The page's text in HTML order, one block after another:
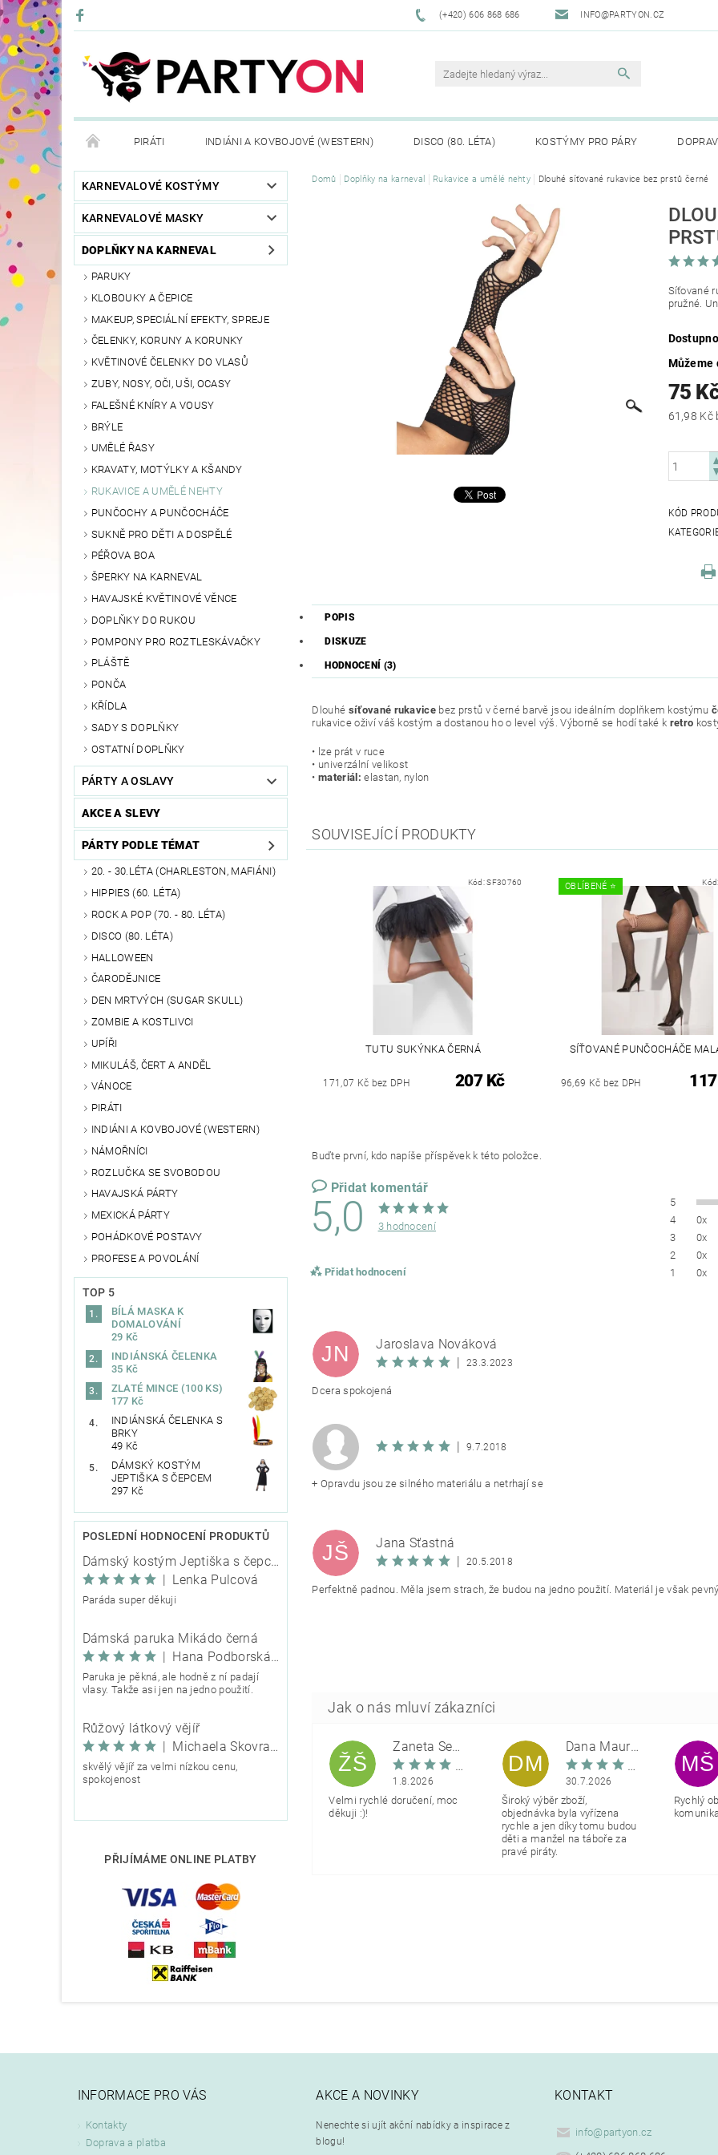
(+420) 606 868 686 INFO@PARTYON.CZ
PIRÁTI INDIÁNI A KOVBOJOVÉ (WESTERN) DISCO (80. LÉTA) KOSTÝMY PRO PÁRY
KONTAKTY OBCHODNÍ PODMÍNKY VRÁCENÍ ZBOŽÍ REKLAMACE
KARNEVALOVÉ KOSTÝMY
KARNEVALOVÉ MASKY
DOPLŇKY NA KARNEVAL
PARUKY
KLOBOUKY A ČEPICE
MAKEUP, SPECIÁLNÍ EFEKTY, SPREJE
ČELENKY, KORUNY A KORUNKY
KVĚTINOVÉ ČELENKY DO VLASŮ
ZUBY, NOSY, OČI, UŠI, OCASY
FALEŠNÉ KNÍRY A VOUSY
BRÝLE
UMĚLÉ ŘASY
KRAVATY, MOTÝLKY A KŠANDY
RUKAVICE A UMĚLÉ NEHTY
PUNČOCHY A PUNČOCHÁČE
SUKNĚ PRO DĚTI A DOSPĚLÉ
PÉŘOVA BOA
ŠPERKY NA KARNEVAL
HAVAJSKÉ KVĚTINOVÉ VĚNCE
DOPLŇKY DO RUKOU
POMPONY PRO ROZTLESKÁVAČKY
PLÁŠTĚ
PONČA
KŘÍDLA
SADY S DOPLŇKY
OSTATNÍ DOPLŇKY
PÁRTY A OSLAVY
AKCE A SLEVY
PÁRTY PODLE TÉMAT
20. - 30.LÉTA (CHARLESTON, MAFIÁNI)
HIPPIES (60. LÉTA)
ROCK A POP (70. - 80. LÉTA)
DISCO (80. LÉTA)
HALLOWEEN
ČARODĚJNICE
DEN MRTVÝCH (SUGAR SKULL)
ZOMBIE A KOSTLIVCI
UPÍŘI
MIKULÁŠ, ČERT A ANDĚL
VÁNOCE
PIRÁTI
INDIÁNI A KOVBOJOVÉ (WESTERN)
NÁMOŘNÍCI
ROZLUČKA SE SVOBODOU
HAVAJSKÁ PÁRTY
MEXICKÁ PÁRTY
POHÁDKOVÉ POSTAVY
PROFESE A POVOLÁNÍ
TOP 5
BÍLÁ MASKA K
DOMALOVÁNÍ
29 Kč
INDIÁNSKÁ ČELENKA
35 Kč
ZLATÉ MINCE (100 KS)
177 Kč
INDIÁNSKÁ ČELENKA S
BRKY
49 Kč
DÁMSKÝ KOSTÝM
JEPTIŠKA S ČEPCEM
297 Kč
POSLEDNÍ HODNOCENÍ PRODUKTŮ
Dámský kostým Jeptiška s čepcem
| Lenka Pulcová
Paráda super děkuji
Dámská paruka Mikádo černá
|
Hana Podborská TRIXIE
Paruka je pěkná, ale hodně z ní padají
vlasy. Takže asi jen na jedno použití.
Růžový látkový vějíř
|
Michaela Škovranová
skvělý vějíř za velmi nízkou cenu,
spokojenost
PŘIJÍMÁME ONLINE PLATBY
Domů Doplňky na karneval Rukavice a umělé nehty Dlouhé síťované rukavice bez prstů černé
Síťované
pružné.
Můžeme
75
KÓD
POPIS
DISKUZE
HODNOCENÍ (3)
Dlouhé síťované rukavice bez prstů v černé barvě jsou ideálním doplňkem kostýmu
rukavice oživí váš kostým a dostanou ho o level výš. Výborně se hodí také k retro
• lze prát v ruce
• univerzální velikost
•materiál: elastan, nylon
SOUVISEJÍCÍ PRODUKTY
Kód:SF30760
TUTU SUKÝNKA ČERNÁ
171,07 Kč bez DPH 207 Kč
OBLÍBENÉ ⭐️ Kód:
SÍŤOVANÉ PUNČOCHÁČE
96,69 Kč bez DPH
Buďte první, kdo napíše příspěvek k této položce.
Přidat komentář
5,0 3 hodnocení
Přidat hodnocení
5
4
0x
3
0x
2
0x
1
0x
JN
Jaroslava Nováková
|
23.3.2023
Dcera spokojená
| 9.7.2018
+ Opravdu jsou ze silného materiálu a netrhají se
JŠ
Jana Šťastná
|
20.5.2018
Perfektně padnou. Měla jsem strach, že budou na jedno použití. Materiál je však
ŽŠ
Žaneta Šemberová
1.8.2026
Velmi rychlé doručení, moc
děkuji :)!
DM
Dana Maurerová
30.7.2026
Široký výběr zboží,
objednávka byla vyřízena
rychle a jen díky tomu budou
děti a manžel na táboře za
pravé piráty.
MŠ
Rychlý
INFORMACE PRO VÁS
Kontakty
Doprava a platba
AKCE A NOVINKY
Nenechte si ujít akční nabídky a inspirace z
blogu!
KONTAKT
info@ partyon.cz